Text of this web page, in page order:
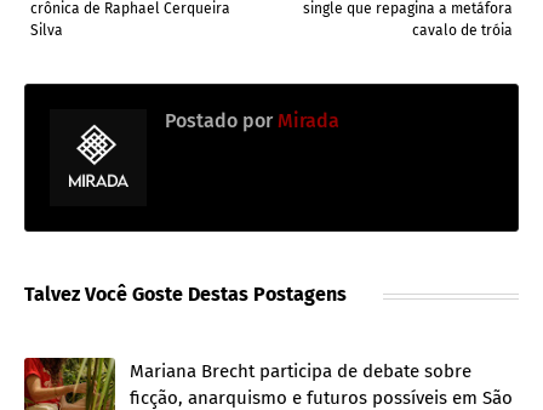
single que repagina a metáfora
cavalo de tróia
crônica de Raphael Cerqueira
Silva
Postado por Mirada
Talvez Você Goste Destas Postagens
Mariana Brecht participa de debate sobre
ficção, anarquismo e futuros possíveis em São